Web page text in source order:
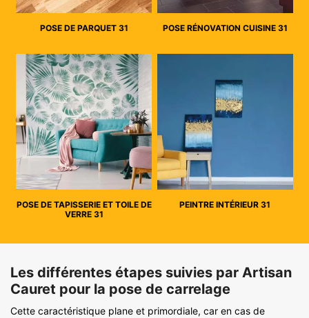
POSE DE PARQUET 31 POSE RÉNOVATION CUISINE 31
POSE DE TAPISSERIE ET TOILE DE
VERRE 31
PEINTRE INTÉRIEUR 31
Les différentes étapes suivies par Artisan
Cauret pour la pose de carrelage
Cette caractéristique plane et primordiale, car en cas de